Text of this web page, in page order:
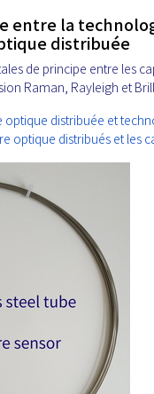
entre la
distribuée
de principe entre les
Raman, Rayleigh et
distribuée et
optique distribués et les